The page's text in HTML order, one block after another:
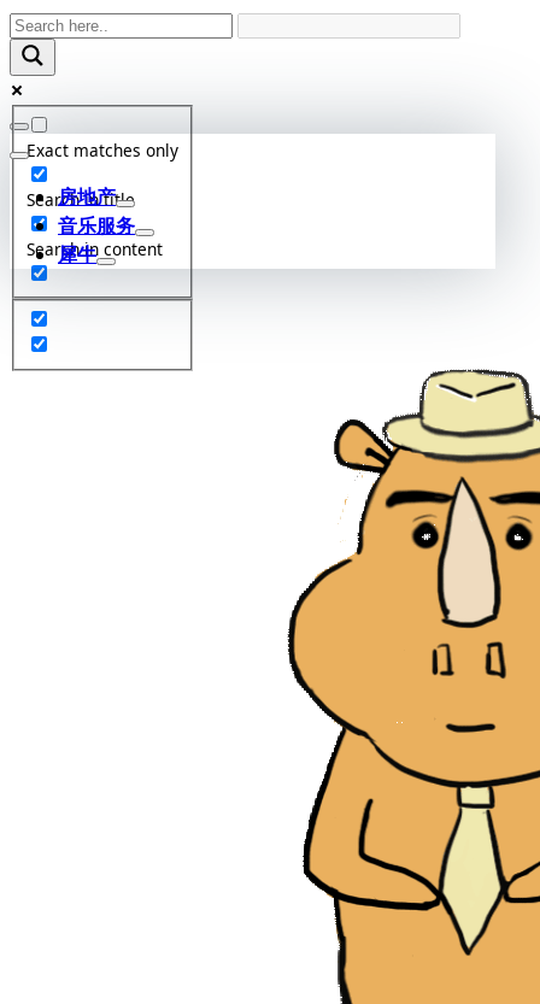
Skip
to
content
Exact matches only
Search in title
Search in content
房地产
音乐服务
犀牛